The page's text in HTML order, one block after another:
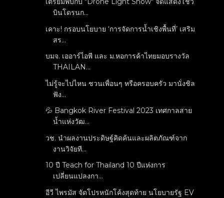
บินโดรนก...
เคาะ! กรอบนโยบาย ‘การจัดการน้ำเชิงพื้นที่’ เสริม
สร...
บมจ. เออาร์ไอพี และ ม.หอการค้าไทยมอบรางวัล
THAILAN...
ไม่รู้จะไปไหน ชวนเพื่อนๆ หรือครอบครัว มานั่งชิล
ฟัง...
💦 Bangkok River Festival 2023 เทศกาลสาย
น้ำแห่งวัฒ...
วช. นำผลงานประดิษฐ์คิดค้นและผลิตภัณฑ์จาก
งานวิจัยที...
10 ปี Teach for Thailand 10 ปีแห่งการ
เปลี่ยนแปลงกา...
อีวี ไพรมัส จัดโปรหนักโค้งสุดท้าย นโยบายรัฐ EV